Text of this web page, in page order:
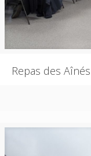
Repas des